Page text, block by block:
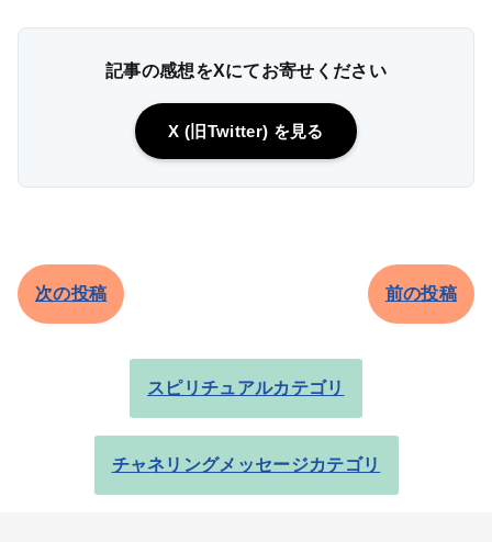
記事の感想をXにてお寄せください
X (旧Twitter) を見る
次の投稿 前の投稿
スピリチュアルカテゴリ
チャネリングメッセージカテゴリ